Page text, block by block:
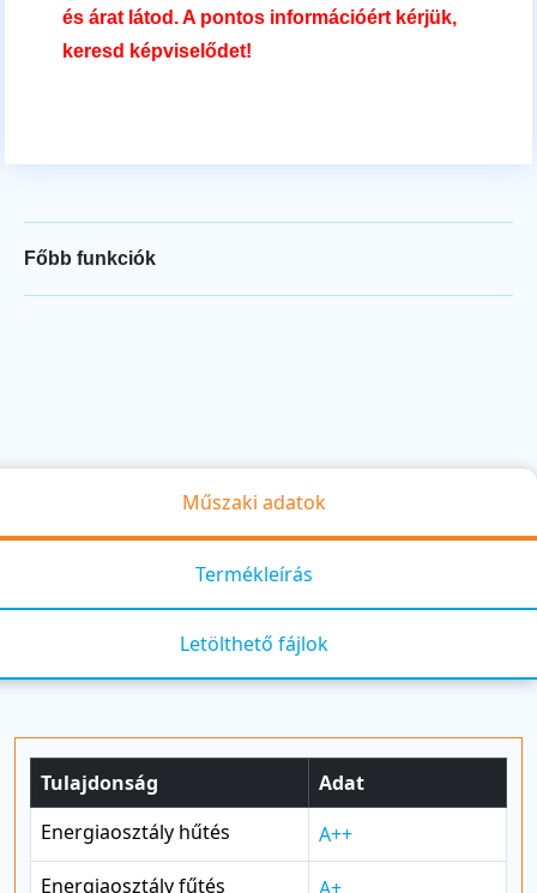
és árat látod. A pontos információért kérjük,
keresd képviselődet!
Főbb funkciók
Műszaki adatok
Termékleírás
Letölthető fájlok
Tulajdonság
Adat
Energiaosztály hűtés
A++
Energiaosztály fűtés